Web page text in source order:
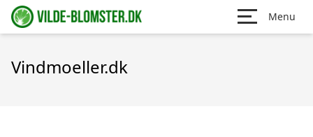
Menu
Vindmoeller.dk